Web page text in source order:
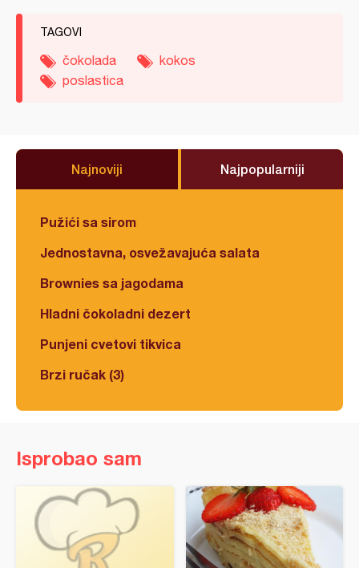
TAGOVI
čokolada
kokos
poslastica
Najnoviji Najpopularniji
Pužići sa sirom
Jednostavna, osvežavajuća salata
Brownies sa jagodama
Hladni čokoladni dezert
Punjeni cvetovi tikvica
Brzi ručak (3)
Isprobao sam